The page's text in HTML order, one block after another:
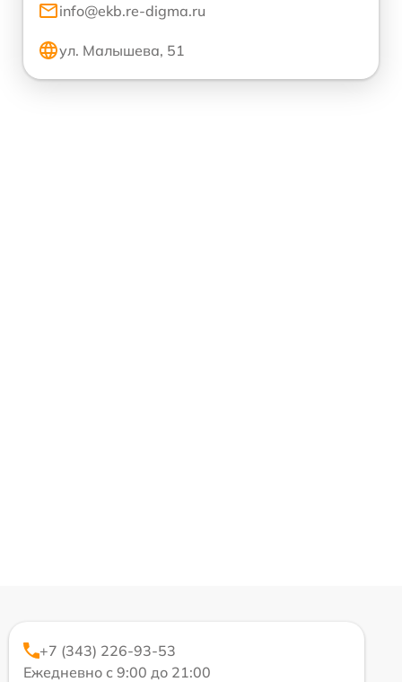
info@ekb.re-digma.ru
ул. Малышева, 51
+7 (343) 226-93-53
Ежедневно с 9:00 до 21:00